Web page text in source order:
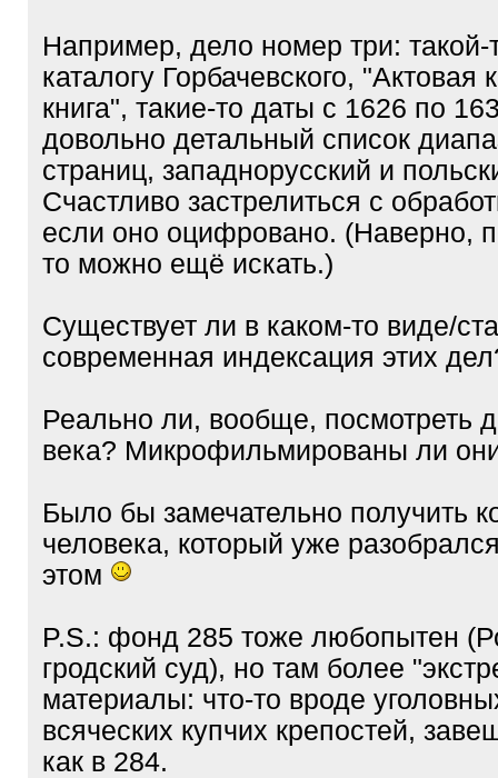
Например, дело номер три: такой-
каталогу Горбачевского, "Актовая
книга", такие-то даты с 1626 по
довольно детальный список
страниц, западнорусский и
Счастливо застрелиться с
если оно оцифровано. (Наверно,
то можно ещё искать.)
Существует ли в каком-то виде/
современная индексация этих
Реально ли, вообще, посмотреть
века? Микрофильмированы ли
Было бы замечательно получить
человека, который уже
этом
P.S.: фонд 285 тоже любопытен
гродский суд), но там более
материалы: что-то вроде
всяческих купчих крепостей,
как в 284.